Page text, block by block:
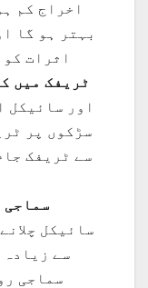
اخراج کم
بہتر ہو گا
اثرات
ٹریفک میں
اور سائیکل
سڑکوں پر
سے ٹریفک
سماجی
سائیکل
سے زیادہ
سماجی